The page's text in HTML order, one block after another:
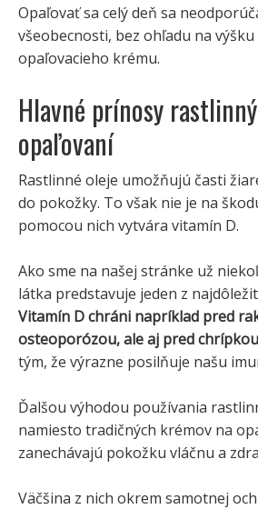
Opaľovať sa celý deň sa
všeobecnosti, bez ohľadu na výšku
opaľovacieho krému.
Hlavné prínosy
opaľovaní
Rastlinné oleje umožňujú časti
do pokožky. To však nie je na
pomocou nich vytvára vitamín D.
Ako sme na našej stránke už
látka predstavuje jeden z
Vitamín D chráni napríklad pred
osteoporózou, ale aj pred
tým, že výrazne posilňuje našu
Ďalšou výhodou používania
namiesto tradičných krémov na
zanechávajú pokožku vláčnu a
Väčšina z nich okrem samotnej